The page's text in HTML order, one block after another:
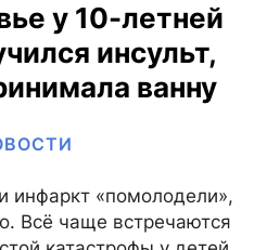
у 10-летней
инсульт,
ванну
инфаркт «помолодели»,
Всё чаще встречаются